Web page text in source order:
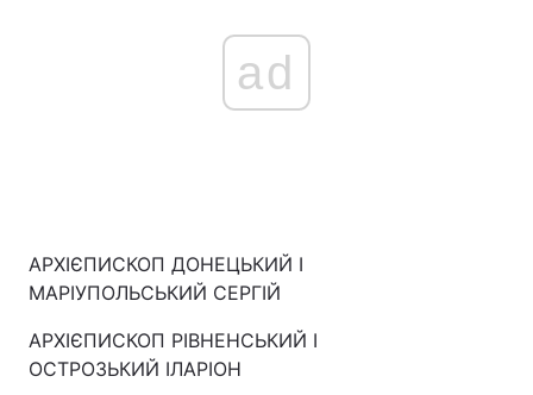
ad
АРХІЄПИСКОП ДОНЕЦЬКИЙ І
МАРІУПОЛЬСЬКИЙ СЕРГІЙ
АРХІЄПИСКОП РІВНЕНСЬКИЙ І
ОСТРОЗЬКИЙ ІЛАРІОН